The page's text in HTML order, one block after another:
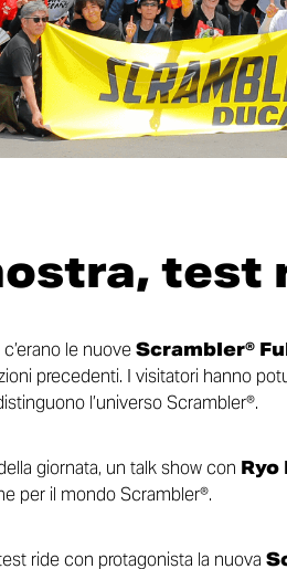
test
le nuoveScrambler®
precedenti. I visitatori hanno
l’universo Scrambler®.
giornata, un talk show con Ryo
per il mondo Scrambler®.
ride con protagonista la nuova